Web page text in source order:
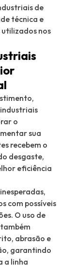
de
técnica e
nos
o
sua
recebem o
desgaste,
eficiência
com possíveis
O uso de
abrasão e
garantindo
a linha